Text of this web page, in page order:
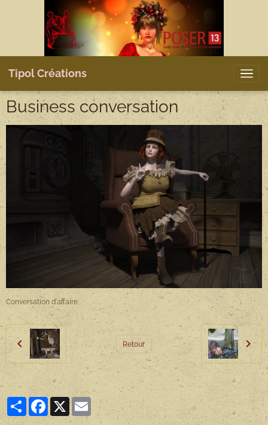
Tipol Créations
Business conversation
Conversation d'affaire
Retour
PartagerFacebook
X Email